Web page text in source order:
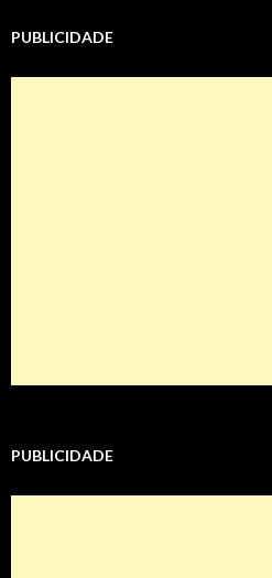
PUBLICIDADE
PUBLICIDADE